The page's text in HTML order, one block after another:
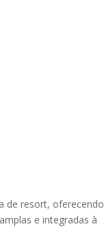
de resort, oferecendo
e integradas à